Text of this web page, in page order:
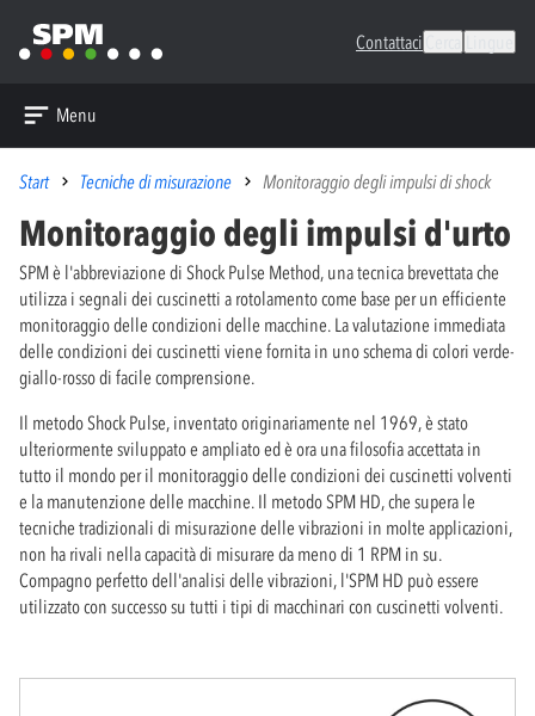
Contattaci
Menu
Start Tecniche di misurazione Monitoraggio degli impulsi di shock
Monitoraggio degli impulsi d'urto
SPM è l'abbreviazione di Shock Pulse Method, una tecnica brevettata che
utilizza i segnali dei cuscinetti a rotolamento come base per un efficiente
monitoraggio delle condizioni delle macchine. La valutazione immediata
delle condizioni dei cuscinetti viene fornita in uno schema di colori verde-
giallo-rosso di facile comprensione.
Il metodo Shock Pulse, inventato originariamente nel 1969, è stato
ulteriormente sviluppato e ampliato ed è ora una filosofia accettata in
tutto il mondo per il monitoraggio delle condizioni dei cuscinetti volventi
e la manutenzione delle macchine. Il metodo SPM HD, che supera le
tecniche tradizionali di misurazione delle vibrazioni in molte applicazioni,
non ha rivali nella capacità di misurare da meno di 1 RPM in su.
Compagno perfetto dell'analisi delle vibrazioni, l'SPM HD può essere
utilizzato con successo su tutti i tipi di macchinari con cuscinetti volventi.